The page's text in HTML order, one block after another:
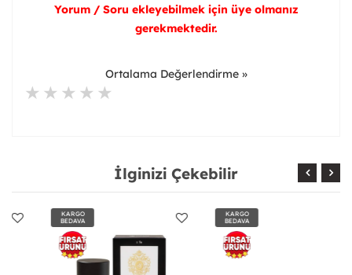
Yorum / Soru ekleyebilmek için üye olmanız
gerekmektedir.
Ortalama Değerlendirme »
İlginizi Çekebilir